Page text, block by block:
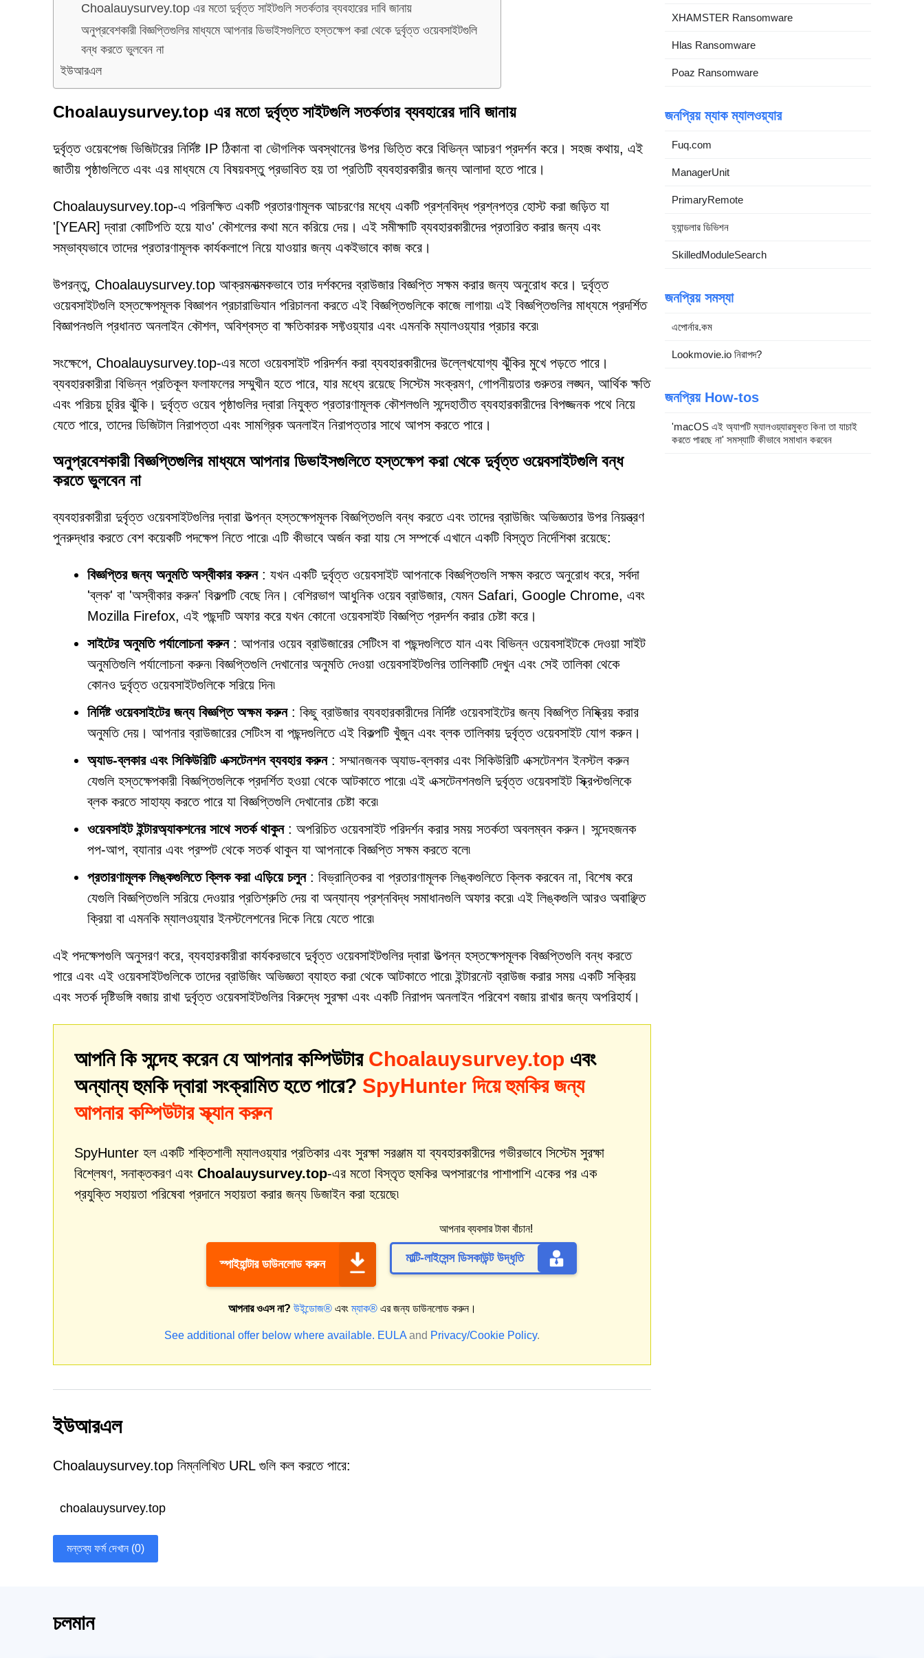
Choalauysurvey.top এর মতো দুর্বৃত্ত সাইটগুলি সতর্কতার ব্যবহারের দাবি জানায়
অনুপ্রবেশকারী বিজ্ঞপ্তিগুলির মাধ্যমে আপনার ডিভাইসগুলিতে হস্তক্ষেপ করা থেকে দুর্বৃত্ত ওয়েবসাইটগুলি
বন্ধ করতে ভুলবেন না
ইউআরএল
Choalauysurvey.top এর মতো দুর্বৃত্ত সাইটগুলি সতর্কতার ব্যবহারের দাবি জানায়
দুর্বৃত্ত ওয়েবপেজ ভিজিটরের নির্দিষ্ট IP ঠিকানা বা ভৌগলিক অবস্থানের উপর ভিত্তি করে বিভিন্ন আচরণ প্রদর্শন করে। সহজ কথায়, এই
জাতীয় পৃষ্ঠাগুলিতে এবং এর মাধ্যমে যে বিষয়বস্তু প্রভাবিত হয় তা প্রতিটি ব্যবহারকারীর জন্য আলাদা হতে পারে।
Choalauysurvey.top-এ পরিলক্ষিত একটি প্রতারণামূলক আচরণের মধ্যে একটি প্রশ্নবিদ্ধ প্রশ্নপত্র হোস্ট করা জড়িত যা
'[YEAR] দ্বারা কোটিপতি হয়ে যাও' কৌশলের কথা মনে করিয়ে দেয়। এই সমীক্ষাটি ব্যবহারকারীদের প্রতারিত করার জন্য এবং
সম্ভাব্যভাবে তাদের প্রতারণামূলক কার্যকলাপে নিয়ে যাওয়ার জন্য একইভাবে কাজ করে।
উপরন্তু, Choalauysurvey.top আক্রমনাত্মকভাবে তার দর্শকদের ব্রাউজার বিজ্ঞপ্তি সক্ষম করার জন্য অনুরোধ করে। দুর্বৃত্ত
ওয়েবসাইটগুলি হস্তক্ষেপমূলক বিজ্ঞাপন প্রচারাভিযান পরিচালনা করতে এই বিজ্ঞপ্তিগুলিকে কাজে লাগায়৷ এই বিজ্ঞপ্তিগুলির মাধ্যমে প্রদর্শিত
বিজ্ঞাপনগুলি প্রধানত অনলাইন কৌশল, অবিশ্বস্ত বা ক্ষতিকারক সফ্টওয়্যার এবং এমনকি ম্যালওয়্যার প্রচার করে৷
সংক্ষেপে, Choalauysurvey.top-এর মতো ওয়েবসাইট পরিদর্শন করা ব্যবহারকারীদের উল্লেখযোগ্য ঝুঁকির মুখে পড়তে পারে।
ব্যবহারকারীরা বিভিন্ন প্রতিকূল ফলাফলের সম্মুখীন হতে পারে, যার মধ্যে রয়েছে সিস্টেম সংক্রমণ, গোপনীয়তার গুরুতর লঙ্ঘন, আর্থিক ক্ষতি
এবং পরিচয় চুরির ঝুঁকি। দুর্বৃত্ত ওয়েব পৃষ্ঠাগুলির দ্বারা নিযুক্ত প্রতারণামূলক কৌশলগুলি সন্দেহাতীত ব্যবহারকারীদের বিপজ্জনক পথে নিয়ে
যেতে পারে, তাদের ডিজিটাল নিরাপত্তা এবং সামগ্রিক অনলাইন নিরাপত্তার সাথে আপস করতে পারে।
অনুপ্রবেশকারী বিজ্ঞপ্তিগুলির মাধ্যমে আপনার ডিভাইসগুলিতে হস্তক্ষেপ করা থেকে দুর্বৃত্ত ওয়েবসাইটগুলি বন্ধ
করতে ভুলবেন না
ব্যবহারকারীরা দুর্বৃত্ত ওয়েবসাইটগুলির দ্বারা উত্পন্ন হস্তক্ষেপমূলক বিজ্ঞপ্তিগুলি বন্ধ করতে এবং তাদের ব্রাউজিং অভিজ্ঞতার উপর নিয়ন্ত্রণ
পুনরুদ্ধার করতে বেশ কয়েকটি পদক্ষেপ নিতে পারে৷ এটি কীভাবে অর্জন করা যায় সে সম্পর্কে এখানে একটি বিস্তৃত নির্দেশিকা রয়েছে:
বিজ্ঞপ্তির জন্য অনুমতি অস্বীকার করুন: যখন একটি দুর্বৃত্ত ওয়েবসাইট আপনাকে বিজ্ঞপ্তিগুলি সক্ষম করতে অনুরোধ করে, সর্বদা
'ব্লক' বা 'অস্বীকার করুন' বিকল্পটি বেছে নিন। বেশিরভাগ আধুনিক ওয়েব ব্রাউজার, যেমন Safari, Google Chrome, এবং
Mozilla Firefox, এই পছন্দটি অফার করে যখন কোনো ওয়েবসাইট বিজ্ঞপ্তি প্রদর্শন করার চেষ্টা করে।
সাইটের অনুমতি পর্যালোচনা করুন: আপনার ওয়েব ব্রাউজারের সেটিংস বা পছন্দগুলিতে যান এবং বিভিন্ন ওয়েবসাইটকে দেওয়া সাইট
অনুমতিগুলি পর্যালোচনা করুন৷ বিজ্ঞপ্তিগুলি দেখানোর অনুমতি দেওয়া ওয়েবসাইটগুলির তালিকাটি দেখুন এবং সেই তালিকা থেকে
কোনও দুর্বৃত্ত ওয়েবসাইটগুলিকে সরিয়ে দিন৷
নির্দিষ্ট ওয়েবসাইটের জন্য বিজ্ঞপ্তি অক্ষম করুন: কিছু ব্রাউজার ব্যবহারকারীদের নির্দিষ্ট ওয়েবসাইটের জন্য বিজ্ঞপ্তি নিষ্ক্রিয় করার
অনুমতি দেয়। আপনার ব্রাউজারের সেটিংস বা পছন্দগুলিতে এই বিকল্পটি খুঁজুন এবং ব্লক তালিকায় দুর্বৃত্ত ওয়েবসাইট যোগ করুন।
অ্যাড-ব্লকার এবং সিকিউরিটি এক্সটেনশন ব্যবহার করুন: সম্মানজনক অ্যাড-ব্লকার এবং সিকিউরিটি এক্সটেনশন ইনস্টল করুন
যেগুলি হস্তক্ষেপকারী বিজ্ঞপ্তিগুলিকে প্রদর্শিত হওয়া থেকে আটকাতে পারে৷ এই এক্সটেনশনগুলি দুর্বৃত্ত ওয়েবসাইট স্ক্রিপ্টগুলিকে
ব্লক করতে সাহায্য করতে পারে যা বিজ্ঞপ্তিগুলি দেখানোর চেষ্টা করে৷
ওয়েবসাইট ইন্টারঅ্যাকশনের সাথে সতর্ক থাকুন: অপরিচিত ওয়েবসাইট পরিদর্শন করার সময় সতর্কতা অবলম্বন করুন। সন্দেহজনক
পপ-আপ, ব্যানার এবং প্রম্পট থেকে সতর্ক থাকুন যা আপনাকে বিজ্ঞপ্তি সক্ষম করতে বলে৷
প্রতারণামূলক লিঙ্কগুলিতে ক্লিক করা এড়িয়ে চলুন: বিভ্রান্তিকর বা প্রতারণামূলক লিঙ্কগুলিতে ক্লিক করবেন না, বিশেষ করে
যেগুলি বিজ্ঞপ্তিগুলি সরিয়ে দেওয়ার প্রতিশ্রুতি দেয় বা অন্যান্য প্রশ্নবিদ্ধ সমাধানগুলি অফার করে৷ এই লিঙ্কগুলি আরও অবাঞ্ছিত
ক্রিয়া বা এমনকি ম্যালওয়্যার ইনস্টলেশনের দিকে নিয়ে যেতে পারে৷
এই পদক্ষেপগুলি অনুসরণ করে, ব্যবহারকারীরা কার্যকরভাবে দুর্বৃত্ত ওয়েবসাইটগুলির দ্বারা উত্পন্ন হস্তক্ষেপমূলক বিজ্ঞপ্তিগুলি বন্ধ করতে
পারে এবং এই ওয়েবসাইটগুলিকে তাদের ব্রাউজিং অভিজ্ঞতা ব্যাহত করা থেকে আটকাতে পারে৷ ইন্টারনেট ব্রাউজ করার সময় একটি সক্রিয়
এবং সতর্ক দৃষ্টিভঙ্গি বজায় রাখা দুর্বৃত্ত ওয়েবসাইটগুলির বিরুদ্ধে সুরক্ষা এবং একটি নিরাপদ অনলাইন পরিবেশ বজায় রাখার জন্য অপরিহার্য।
আপনি কি সন্দেহ করেন যে আপনার কম্পিউটার Choalauysurvey.top এবং
অন্যান্য হুমকি দ্বারা সংক্রামিত হতে পারে? SpyHunter দিয়ে হুমকির জন্য
আপনার কম্পিউটার স্ক্যান করুন
SpyHunter হল একটি শক্তিশালী ম্যালওয়্যার প্রতিকার এবং সুরক্ষা সরঞ্জাম যা ব্যবহারকারীদের গভীরভাবে সিস্টেম সুরক্ষা
বিশ্লেষণ, সনাক্তকরণ এবং Choalauysurvey.top-এর মতো বিস্তৃত হুমকির অপসারণের পাশাপাশি একের পর এক
প্রযুক্তি সহায়তা পরিষেবা প্রদানে সহায়তা করার জন্য ডিজাইন করা হয়েছে৷
স্পাইহান্টার ডাউনলোড করুন
আপনার ব্যবসার টাকা বাঁচান!
মাল্টি-লাইসেন্স ডিসকাউন্ট উদ্ধৃতি
আপনার ওএস না? উইন্ডোজ®এবংম্যাক®এর জন্য ডাউনলোড করুন।
See additional offer below where available. EULA and Privacy/Cookie Policy.
ইউআরএল
Choalauysurvey.top নিম্নলিখিত URL গুলি কল করতে পারে:
choalauysurvey.top
মন্তব্য ফর্ম দেখান (0)
XHAMSTER Ransomware
Hlas Ransomware
Poaz Ransomware
জনপ্রিয় ম্যাক ম্যালওয়্যার
Fuq.com
ManagerUnit
PrimaryRemote
হ্যান্ডলার ডিভিশন
SkilledModuleSearch
জনপ্রিয় সমস্যা
এপোর্নার.কম
Lookmovie.io নিরাপদ?
জনপ্রিয় How-tos
'macOS এই অ্যাপটি ম্যালওয়্যারমুক্ত কিনা তা যাচাই
করতে পারছে না' সমস্যাটি কীভাবে সমাধান করবেন
চলমান